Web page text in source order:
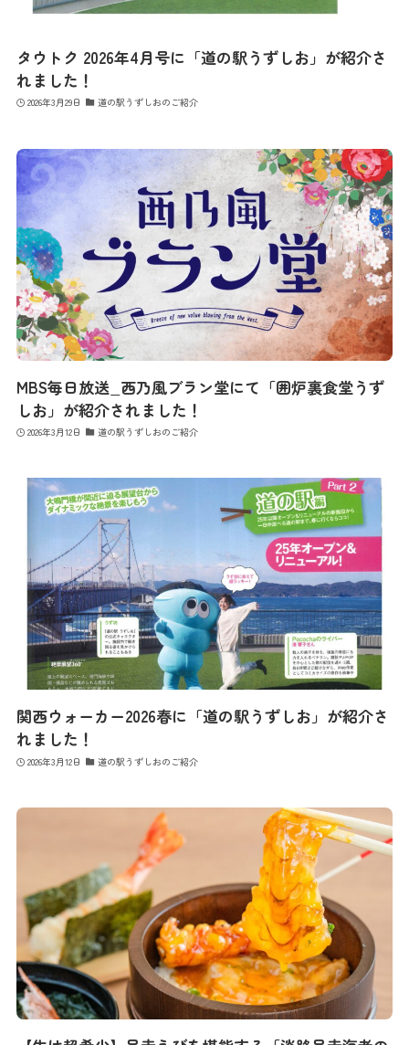
最新情報
コンセプト
タウトク 2026年4月号に「道の駅うずしお」が紹介さ
れました！
2026年3月29日 道の駅うずしおのご紹介
MBS毎日放送_西乃風ブラン堂にて「囲炉裏食堂うず
しお」が紹介されました！
2026年3月12日 道の駅うずしおのご紹介
関西ウォーカー2026春に「道の駅うずしお」が紹介さ
れました！
2026年3月12日 道の駅うずしおのご紹介